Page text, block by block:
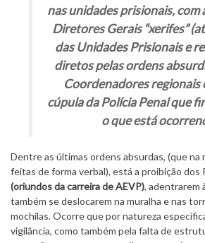
nas unidades prisionais, com
Diretores Gerais “xerifes”
das Unidades Prisionais e
diretos pelas ordens
Coordenadores regionais
cúpula da Polícia Penal que
o que está
Dentre as últimas ordens absurdas, (que na
feitas de forma verbal), está a proibição dos
(oriundos da carreira de AEVP), adentrarem
também se deslocarem na muralha e nas
mochilas. Ocorre que por natureza
vigilância, como também pela falta de